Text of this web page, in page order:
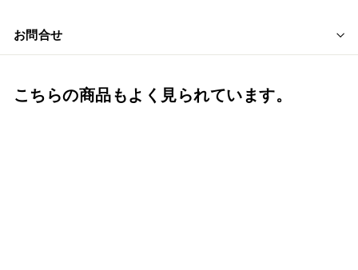
お問合せ
こちらの商品もよく見られています。